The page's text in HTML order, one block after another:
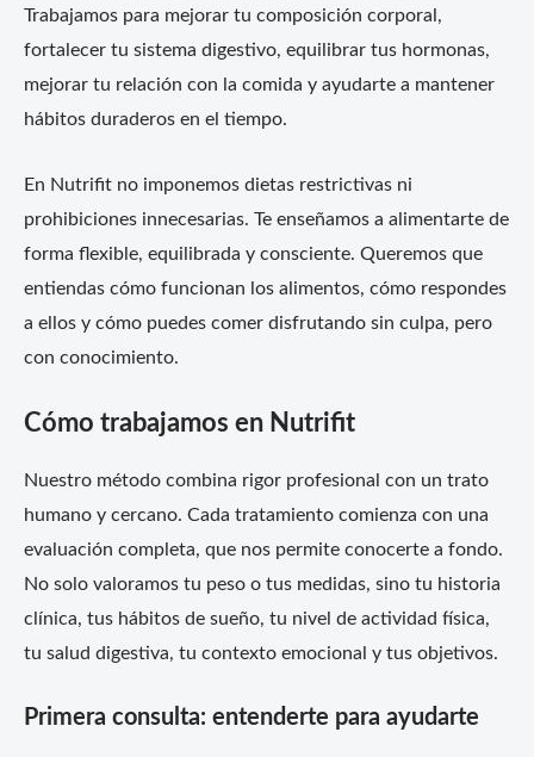
Trabajamos para mejorar tu composición corporal,
fortalecer tu sistema digestivo, equilibrar tus hormonas,
mejorar tu relación con la comida y ayudarte a mantener
hábitos duraderos en el tiempo.
En Nutrifit no imponemos dietas restrictivas ni
prohibiciones innecesarias. Te enseñamos a alimentarte de
forma flexible, equilibrada y consciente. Queremos que
entiendas cómo funcionan los alimentos, cómo respondes
a ellos y cómo puedes comer disfrutando sin culpa, pero
con conocimiento.
Cómo trabajamos en Nutrifit
Nuestro método combina rigor profesional con un trato
humano y cercano. Cada tratamiento comienza con una
evaluación completa, que nos permite conocerte a fondo.
No solo valoramos tu peso o tus medidas, sino tu historia
clínica, tus hábitos de sueño, tu nivel de actividad física,
tu salud digestiva, tu contexto emocional y tus objetivos.
Primera consulta: entenderte para ayudarte